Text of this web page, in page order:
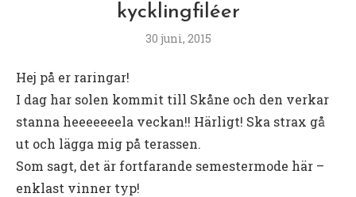
kycklingfiléer
30 juni, 2015
Hej på er raringar!
I dag har solen kommit till Skåne och den verkar
stanna heeeeeeela veckan!! Härligt! Ska strax gå
ut och lägga mig på terassen.
Som sagt, det är fortfarande semestermode här –
enklast vinner typ!